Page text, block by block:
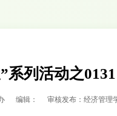
系列活动之
编辑： 审核发布：经济管理